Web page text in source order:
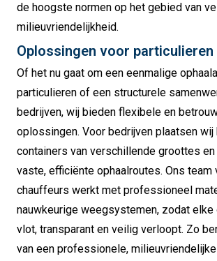
de hoogste normen op het gebied van
milieuvriendelijkheid.
Oplossingen voor particulieren
Of het nu gaat om een eenmalige
particulieren of een structurele
bedrijven, wij bieden flexibele en
oplossingen. Voor bedrijven plaatsen
containers van verschillende groottes en
vaste, efficiënte ophaalroutes. Ons team
chauffeurs werkt met professioneel
nauwkeurige weegsystemen, zodat elke
vlot, transparant en veilig verloopt. Zo
van een professionele,